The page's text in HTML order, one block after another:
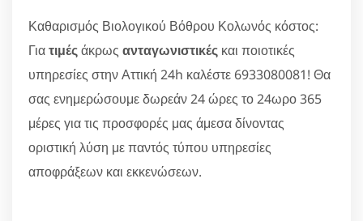
Καθαρισμός Βιολογικού Βόθρου Κολωνός κόστος:
Γιατιμέςάκρως ανταγωνιστικές και ποιοτικές
υπηρεσίες στην Αττική 24h καλέστε 6933080081! Θα
σας ενημερώσουμε δωρεάν 24 ώρες το 24ωρο 365
μέρες για τις προσφορές μας άμεσα δίνοντας
οριστική λύση με παντός τύπου υπηρεσίες
αποφράξεων και εκκενώσεων.